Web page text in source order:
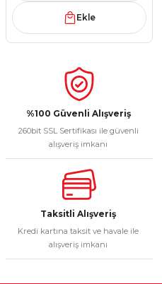
Ekle
%100 Güvenli Alışveriş
260bit SSL Sertifikası ile güvenli
alışveriş imkanı
Taksitli Alışveriş
Kredi kartına taksit ve havale ile
alışveriş imkanı